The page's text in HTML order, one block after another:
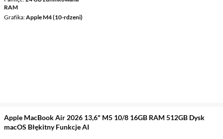
RAM
Grafika Apple M4 (10-rdzeni)
Apple MacBook Air 2026 13,6" M5 10/8 16GB RAM 512GB Dysk
macOS Błękitny Funkcje AI